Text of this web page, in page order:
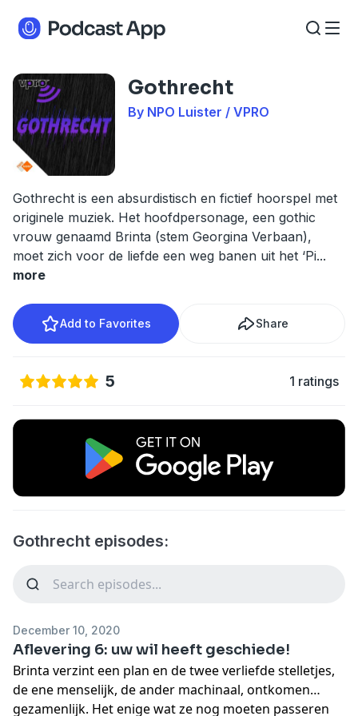
Gothrecht
By NPO Luister / VPRO
Gothrecht is een absurdistisch en fictief hoorspel met
originele muziek. Het hoofdpersonage, een gothic
vrouw genaamd Brinta (stem Georgina Verbaan),
moet zich voor de liefde een weg banen uit het ‘Pi...
more
Add to Favorites Share
5 1 ratings
Gothrecht episodes:
December 10, 2020
Aflevering 6: uw wil heeft geschiede!
Brinta verzint een plan en de twee verliefde stelletjes,
de ene menselijk, de ander machinaal, ontkomen
gezamenlijk. Het enige wat ze nog moeten passeren